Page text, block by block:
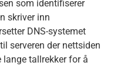
som identifiserer
skriver inn
DNS-systemet
serveren der nettsiden
lange tallrekker for å